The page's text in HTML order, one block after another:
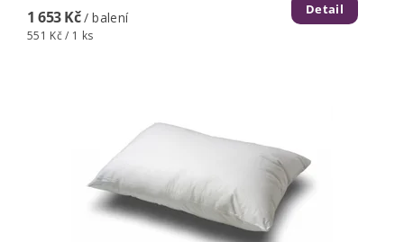
1 653 Kč/ balení
551 Kč / 1 ks
Detail